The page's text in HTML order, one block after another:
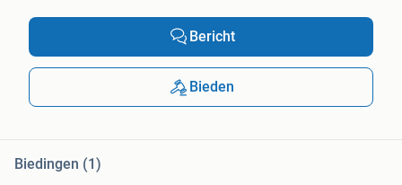
Bericht
Bieden
Biedingen (1)